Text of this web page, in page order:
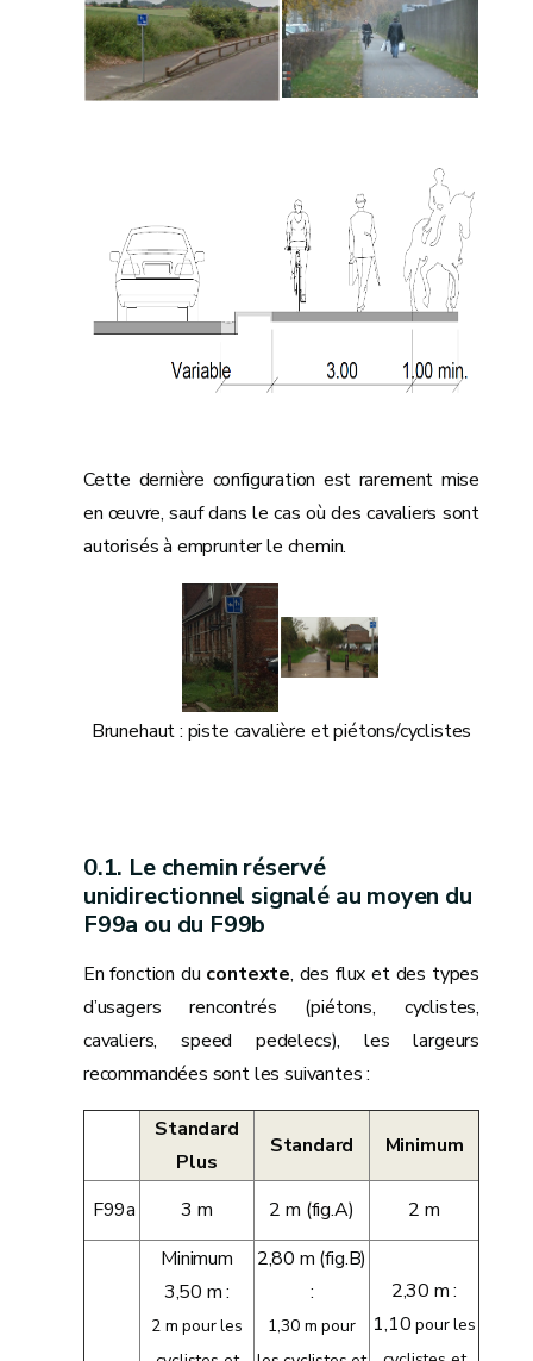
Cette dernière configuration est rarement mise
en œuvre, sauf dans le cas où des cavaliers sont
autorisés à emprunter le chemin.
Brunehaut : piste cavalière et piétons/cyclistes
Le chemin réservé
unidirectionnel signalé au moyen du
F99a ou du F99b
En fonction du contexte, des flux et des types
d’usagers rencontrés (piétons, cyclistes,
cavaliers, speed pedelecs), les largeurs
recommandées sont les suivantes :
Standard
Plus
Standard Minimum
F99a 3 m 2 m (fig.A) 2 m
Minimum
3,50 m :
2 m pour les
2,80 m (fig.B)
:
1,30 m pour
2,30 m :
1,10 pour les